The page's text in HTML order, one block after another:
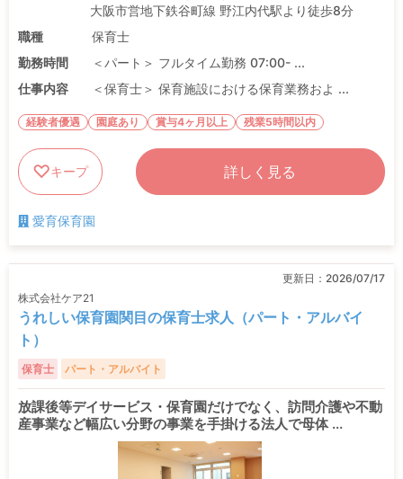
大阪市営地下鉄谷町線 野江内代駅より徒歩8分
職種
保育士
勤務時間
＜パート＞ フルタイム勤務 07:00- ...
仕事内容
＜保育士＞ 保育施設における保育業務およ ...
経験者優遇 園庭あり 賞与4ヶ月以上 残業5時間以内
キープ 詳しく見る
愛育保育園
更新日： 2026/07/17
株式会社ケア21
うれしい保育園関目の保育士求人（パート・アルバイ
ト）
保育士 パート・アルバイト
放課後等デイサービス・保育園だけでなく、訪問介護や不動
産事業など幅広い分野の事業を手掛ける法人で母体 ...